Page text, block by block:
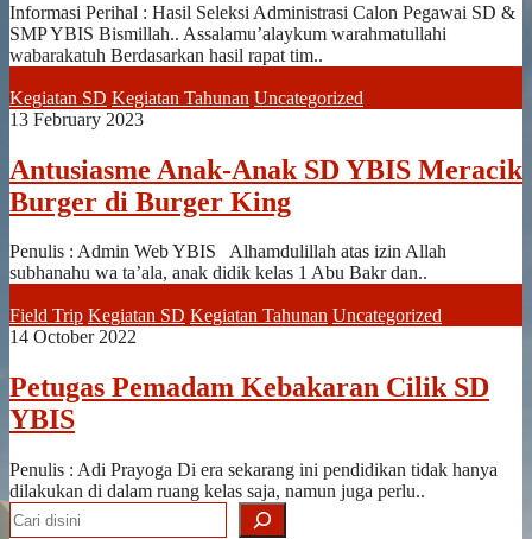
Informasi Perihal : Hasil Seleksi Administrasi Calon Pegawai SD &
SMP YBIS Bismillah.. Assalamu’alaykum warahmatullahi
wabarakatuh Berdasarkan hasil rapat tim..
Kegiatan SD Kegiatan Tahunan Uncategorized
13 February 2023
Antusiasme Anak-Anak SD YBIS Meracik
Burger di Burger King
Penulis : Admin Web YBIS Alhamdulillah atas izin Allah
subhanahu wa ta’ala, anak didik kelas 1 Abu Bakr dan..
Field Trip Kegiatan SD Kegiatan Tahunan Uncategorized
14 October 2022
Petugas Pemadam Kebakaran Cilik SD
YBIS
Penulis : Adi Prayoga Di era sekarang ini pendidikan tidak hanya
dilakukan di dalam ruang kelas saja, namun juga perlu..
Search